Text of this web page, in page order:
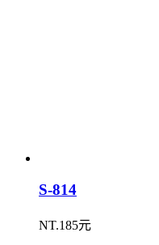
S-814
NT.185元